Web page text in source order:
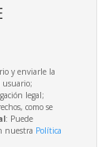
y enviarle la
legal;
como se
: Puede
nuestra Política